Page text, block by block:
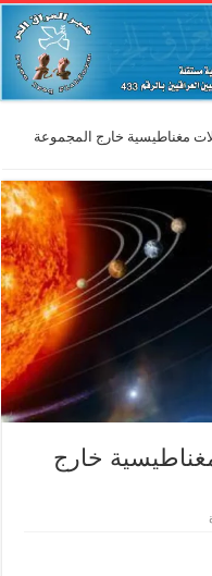
مغناطيسية خارج المجموعة
خارج